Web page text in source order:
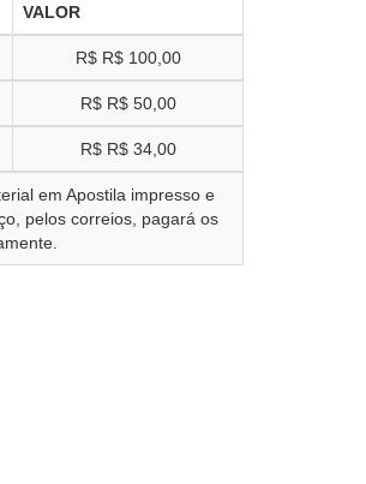
VALOR
R$ R$ 100,00
R$ R$ 50,00
R$ R$ 34,00
em Apostila impresso e
pelos correios, pagará os